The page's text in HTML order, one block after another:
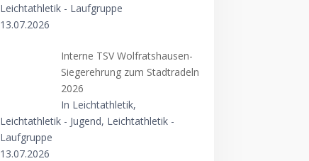
Leichtathletik - Laufgruppe
13.07.2026
Interne TSV Wolfratshausen-
Siegerehrung zum Stadtradeln
2026
In Leichtathletik,
Leichtathletik - Jugend, Leichtathletik -
Laufgruppe
13.07.2026